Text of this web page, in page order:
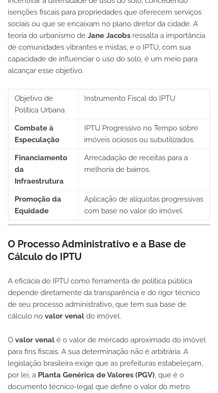
isenções fiscais para propriedades que oferecem serviços
sociais ou que se encaixam no plano diretor da cidade. A
teoria do urbanismo de Jane Jacobs ressalta a importância
de comunidades vibrantes e mistas, e o IPTU, com sua
capacidade de influenciar o uso do solo, é um meio para
alcançar esse objetivo.
Objetivo de
Política Urbana
Instrumento Fiscal do IPTU
Combate à
Especulação
IPTU Progressivo no Tempo sobre
imóveis ociosos ou subutilizados.
Financiamento
da
Infraestrutura
Arrecadação de receitas para a
melhoria de bairros.
Promoção da
Equidade
Aplicação de alíquotas progressivas
com base no valor do imóvel.
O Processo Administrativo e a Base de
Cálculo do IPTU
A eficácia do IPTU como ferramenta de política pública
depende diretamente da transparência e do rigor técnico
de seu processo administrativo, que tem sua base de
cálculo no valor venal do imóvel.
O valor venal é o valor de mercado aproximado do imóvel
para fins fiscais. A sua determinação não é arbitrária. A
legislação brasileira exige que as prefeituras estabeleçam,
por lei, a Planta Genérica de Valores (PGV), que é o
documento técnico-legal que define o valor do metro